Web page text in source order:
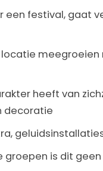
festival, gaat
locatie
heeft van
decoratie
groepen is dit geen